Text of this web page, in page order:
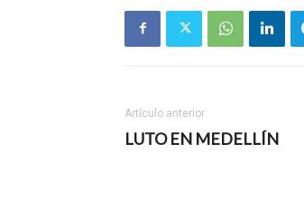
Artículo anterior
LUTO EN MEDELLÍN